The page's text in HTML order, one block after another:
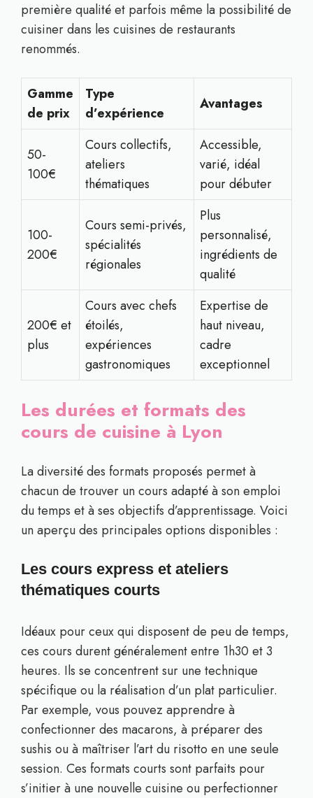
première qualité et parfois même la possibilité de
cuisiner dans les cuisines de restaurants
renommés.
Gamme
de prix
Type
d’expérience
Avantages
50-
100€
Cours collectifs,
ateliers
thématiques
Accessible,
varié, idéal
pour débuter
100-
200€
Cours semi-privés,
spécialités
régionales
Plus
personnalisé,
ingrédients de
qualité
200€ et
plus
Cours avec chefs
étoilés,
expériences
gastronomiques
Expertise de
haut niveau,
cadre
exceptionnel
Les durées et formats des
cours de cuisine à Lyon
La diversité des formats proposés permet à
chacun de trouver un cours adapté à son emploi
du temps et à ses objectifs d’apprentissage. Voici
un aperçu des principales options disponibles :
Les cours express et ateliers
thématiques courts
Idéaux pour ceux qui disposent de peu de temps,
ces cours durent généralement entre 1h30 et 3
heures. Ils se concentrent sur une technique
spécifique ou la réalisation d’un plat particulier.
Par exemple, vous pouvez apprendre à
confectionner des macarons, à préparer des
sushis ou à maîtriser l’art du risotto en une seule
session. Ces formats courts sont parfaits pour
s’initier à une nouvelle cuisine ou perfectionner